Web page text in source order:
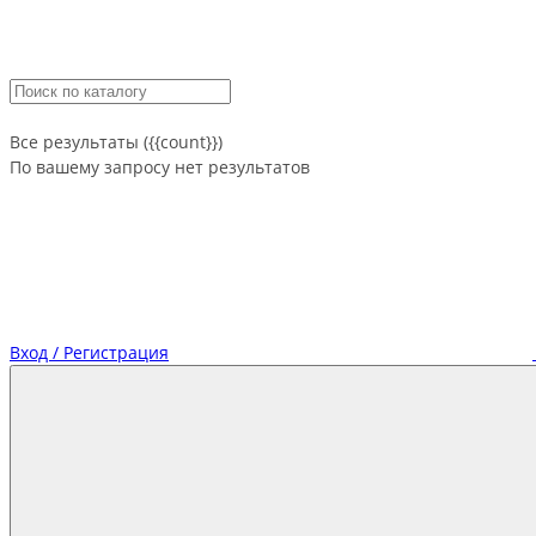
Все результаты ({{count}})
По вашему запросу нет результатов
Вход / Регистрация